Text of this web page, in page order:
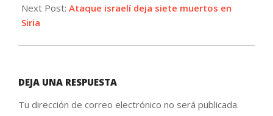
Next Post: Ataque israelí deja siete muertos en
Siria
DEJA UNA RESPUESTA
Tu dirección de correo electrónico no será publicada.